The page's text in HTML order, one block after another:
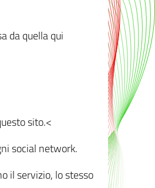
da quella qui
sito.<
social network.
il servizio, lo stesso